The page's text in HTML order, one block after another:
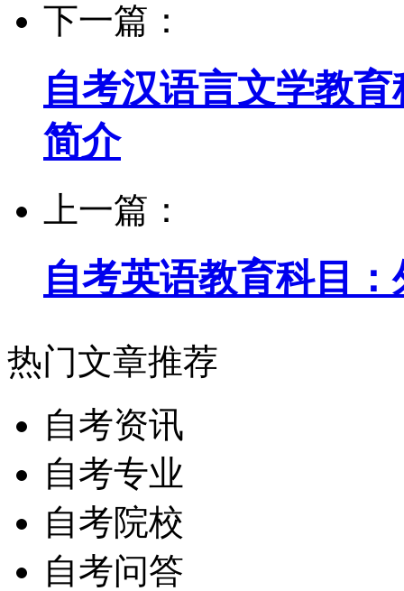
下一篇：
自考汉语言文学教
简介
上一篇：
自考英语教育科目
热门文章推荐
自考资讯
自考专业
自考院校
自考问答